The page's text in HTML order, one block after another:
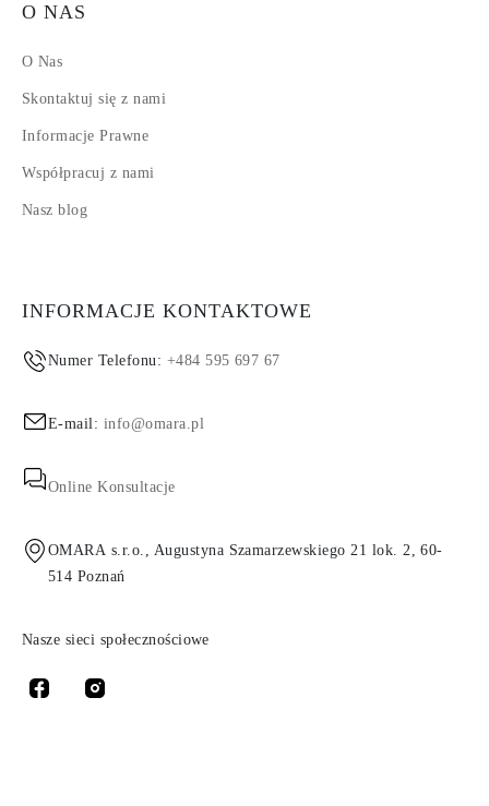
O NAS
O Nas
Skontaktuj się z nami
Informacje Prawne
Współpracuj z nami
Nasz blog
INFORMACJE KONTAKTOWE
Numer Telefonu: +484 595 697 67
E-mail: info@omara.pl
Online Konsultacje
OMARA s.r.o., Augustyna Szamarzewskiego 21 lok. 2, 60-
514 Poznań
Nasze sieci społecznościowe